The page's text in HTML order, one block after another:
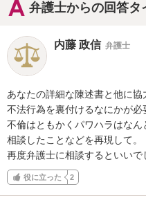
弁護士からの回答タ
内藤 政信 弁護士
あなたの詳細な陳述書と他に協
不法行為を裏付けるなにかが必
不倫はともかくパワハラはなん
相談したことなどを再現して。
再度弁護士に相談するといいで
役に立った 2